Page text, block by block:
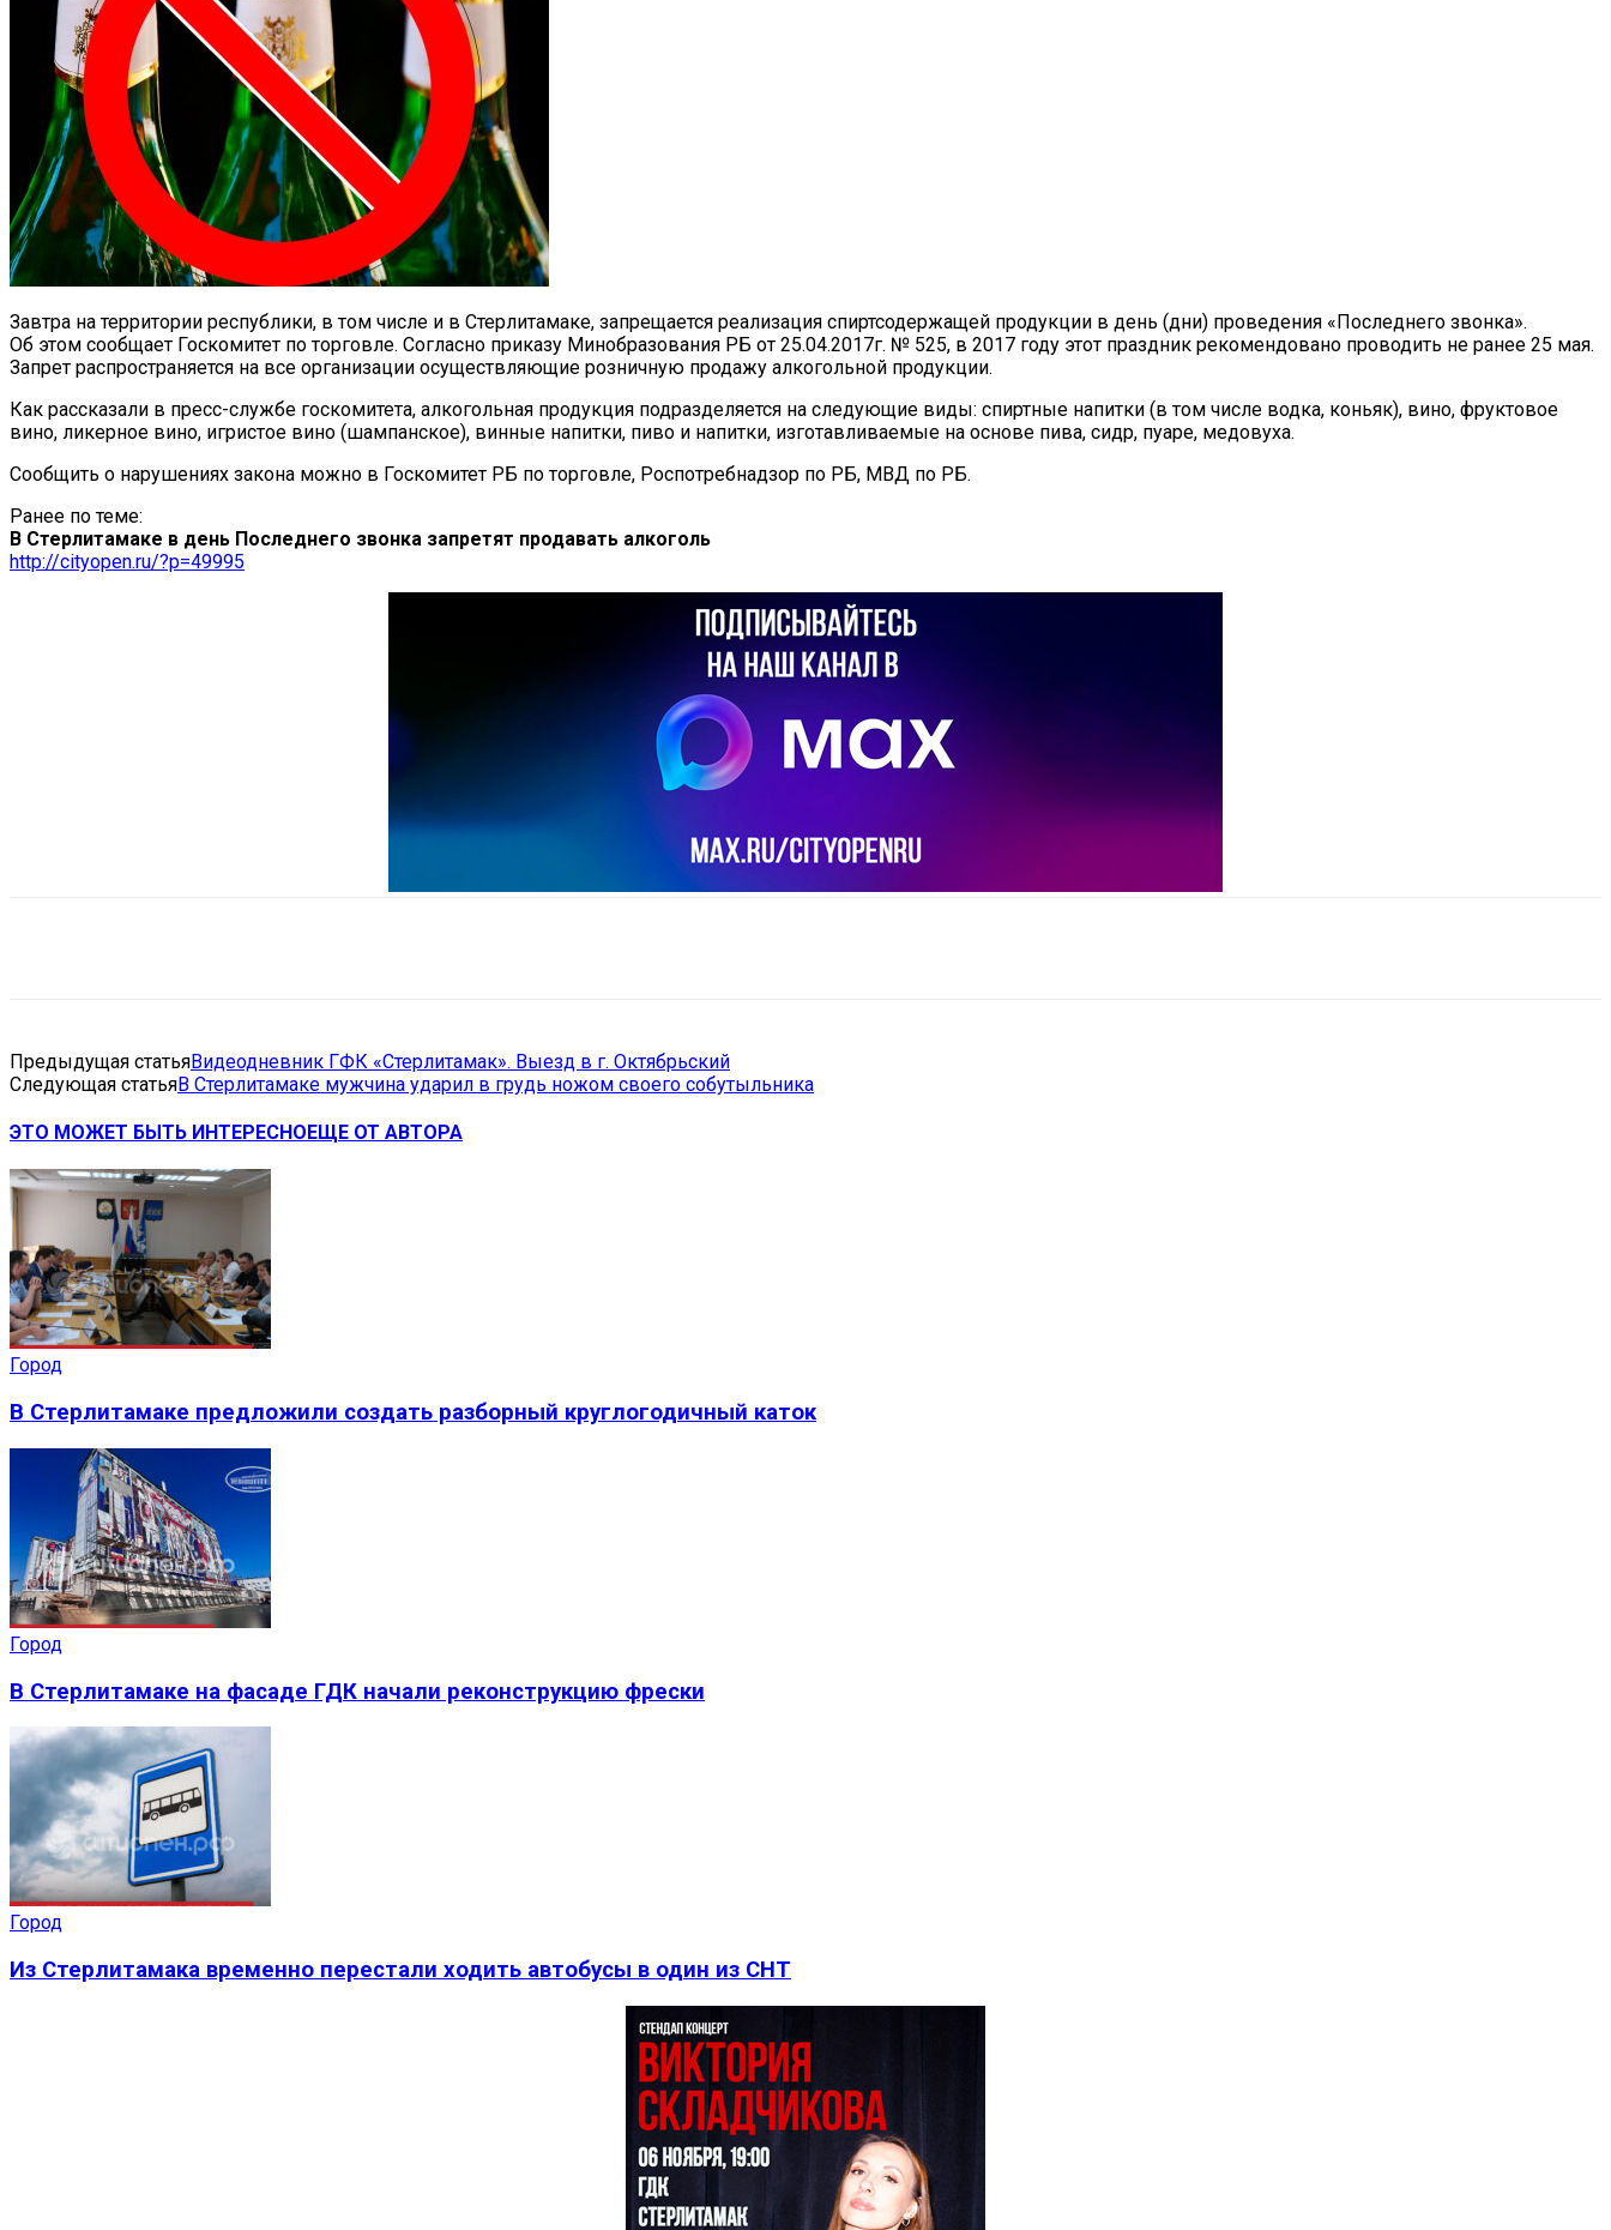
Завтра на территории республики, в том числе и в Стерлитамаке, запрещается реализация спиртсодержащей продукции в день (дни) проведения «Последнего звонка».
Об этом сообщает Госкомитет по торговле. Согласно приказу Минобразования РБ от 25.04.2017г. № 525, в 2017 году этот праздник рекомендовано проводить не ранее 25 мая.
Запрет распространяется на все организации осуществляющие розничную продажу алкогольной продукции.
Как рассказали в пресс-службе госкомитета, алкогольная продукция подразделяется на следующие виды: спиртные напитки (в том числе водка, коньяк), вино, фруктовое
вино, ликерное вино, игристое вино (шампанское), винные напитки, пиво и напитки, изготавливаемые на основе пива, сидр, пуаре, медовуха.
Сообщить о нарушениях закона можно в Госкомитет РБ по торговле, Роспотребнадзор по РБ, МВД по РБ.
Ранее по теме:
В Стерлитамаке в день Последнего звонка запретят продавать алкоголь
http://cityopen.ru/?p=49995
Предыдущая статьяВидеодневник ГФК «Стерлитамак». Выезд в г. Октябрьский
Следующая статьяВ Стерлитамаке мужчина ударил в грудь ножом своего собутыльника
ЭТО МОЖЕТ БЫТЬ ИНТЕРЕСНОЕЩЕ ОТ АВТОРА
Город
В Стерлитамаке предложили создать разборный круглогодичный каток
Город
В Стерлитамаке на фасаде ГДК начали реконструкцию фрески
Город
Из Стерлитамака временно перестали ходить автобусы в один из СНТ